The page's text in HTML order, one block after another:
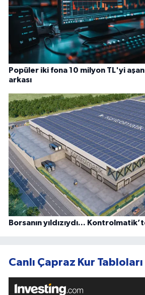
Popüler iki fona 10 milyon TL'yi
arkası
Borsanın yıldızıydı...
Canlı Çapraz Kur Tabloları